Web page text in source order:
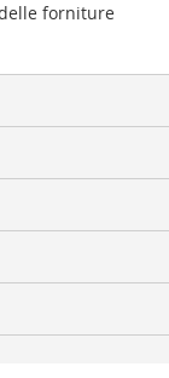
forniture